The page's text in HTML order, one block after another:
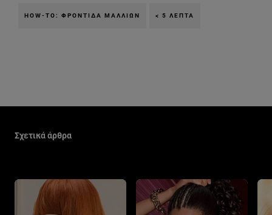
HOW-TO: ΦΡΟΝΤΊΔΑ ΜΑΛΛΙΏΝ < 5 ΛΕΠΤΆ
Σχετικά άρθρα